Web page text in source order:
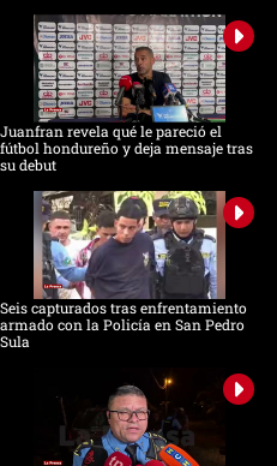
Juanfran revela qué le pareció el
fútbol hondureño y deja mensaje tras
su debut
Seis capturados tras enfrentamiento
armado con la Policía en San Pedro
Sula